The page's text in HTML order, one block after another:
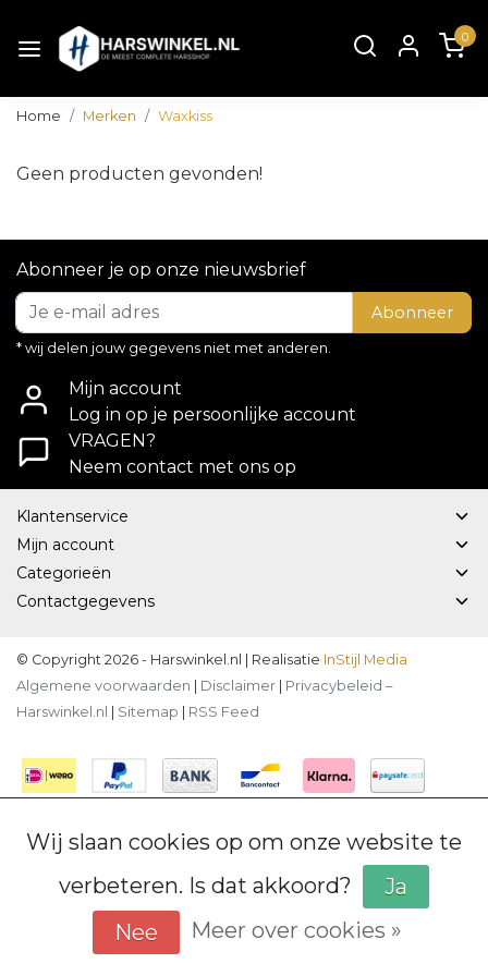
0
Home Merken Waxkiss
Geen producten gevonden!
Abonneer je op onze nieuwsbrief
Abonneer
* wij delen jouw gegevens niet met anderen.
Mijn account
Log in op je persoonlijke account
VRAGEN?
Neem contact met ons op
Klantenservice
Mijn account
Categorieën
Contactgegevens
© Copyright 2026 - Harswinkel.nl | Realisatie InStijl Media
Algemene voorwaarden
Disclaimer
Privacybeleid –
Harswinkel.nl
Sitemap RSS Feed
Wij slaan cookies op om onze website te
verbeteren. Is dat akkoord?
Ja
Nee
Meer over cookies »